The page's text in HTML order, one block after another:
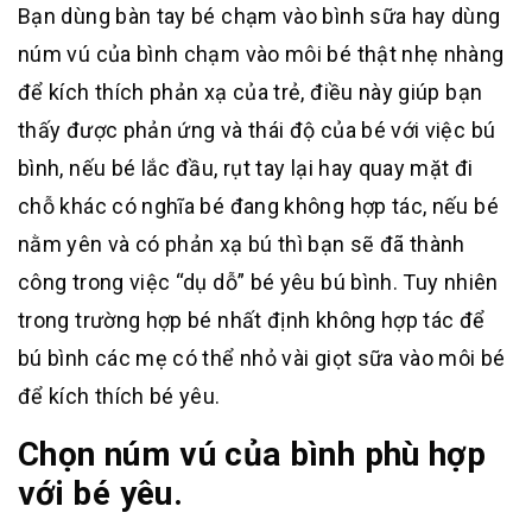
Bạn dùng bàn tay bé chạm vào bình sữa hay dùng
núm vú của bình chạm vào môi bé thật nhẹ nhàng
để kích thích phản xạ của trẻ, điều này giúp bạn
thấy được phản ứng và thái độ của bé với việc bú
bình, nếu bé lắc đầu, rụt tay lại hay quay mặt đi
chỗ khác có nghĩa bé đang không hợp tác, nếu bé
nằm yên và có phản xạ bú thì bạn sẽ đã thành
công trong việc “dụ dỗ” bé yêu bú bình. Tuy nhiên
trong trường hợp bé nhất định không hợp tác để
bú bình các mẹ có thể nhỏ vài giọt sữa vào môi bé
để kích thích bé yêu.
Chọn núm vú của bình phù hợp
với bé yêu.